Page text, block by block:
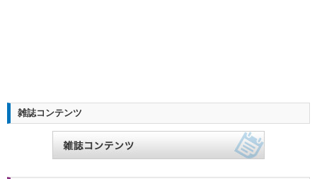
雑誌コンテンツ